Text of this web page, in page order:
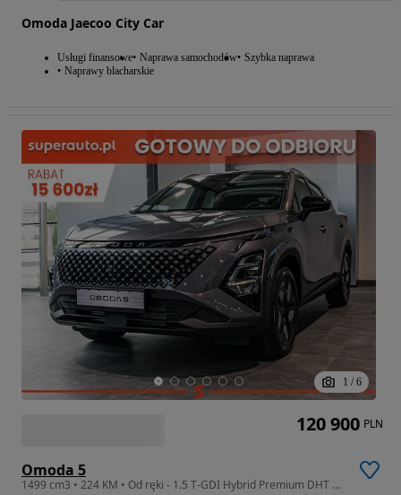
Omoda Jaecoo City Car
Usługi finansowe Naprawa samochodów Szybka naprawa
Naprawy blacharskie
1 / 6
Omoda 5
1499 cm3 • 224 KM • Od ręki - 1.5 T-GDI Hybrid Premium DHT 224KM |Kamera 360 stopni|
120 900 PLN